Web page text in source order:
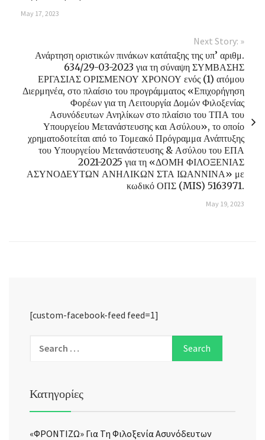
May 17, 2023
Next Story: »
Ανάρτηση οριστικών πινάκων κατάταξης της υπ’ αριθμ.
634/29-03-2023 για τη σύναψη ΣΥΜΒΑΣΗΣ
ΕΡΓΑΣΙΑΣ ΟΡΙΣΜΕΝΟΥ ΧΡΟΝΟΥ ενός (1) ατόμου
Διερμηνέα, στο πλαίσιο του προγράμματος «Επιχορήγηση
Φορέων για τη Λειτουργία Δομών Φιλοξενίας
Ασυνόδευτων Ανηλίκων στο πλαίσιο του ΤΠΑ του
Υπουργείου Μετανάστευσης και Ασύλου», το οποίο
χρηματοδοτείται από το Τομεακό Πρόγραμμα Ανάπτυξης
του Υπουργείου Μετανάστευσης & Ασύλου του ΕΠΑ
2021-2025 για τη «ΔΟΜΗ ΦΙΛΟΞΕΝΙΑΣ
ΑΣΥΝΟΔΕΥΤΩΝ ΑΝΗΛΙΚΩΝ ΣΤΑ ΙΩΑΝΝΙΝΑ» με
κωδικό ΟΠΣ (MIS) 5163971.
May 19, 2023
[custom-facebook-feed feed=1]
Κατηγορίες
«ΦΡΟΝΤΙΖΩ» Για Τη Φιλοξενία Ασυνόδευτων